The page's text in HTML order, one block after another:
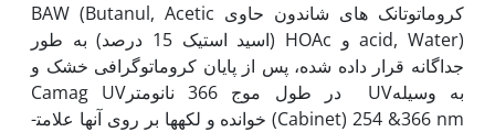
کروماتوتانک های شاندون حاوی BAW (Butanul, Acetic
acid, Water) و HOAc (اسید استیک 15 درصد) به طور
جداگانه قرار داده شده، پس از پایان کروماتوگرافی خشک و
به وسیلهUV در طول موج 366 نانومترCamag UV
Cabinet) 254 &366 nm) خوانده و لکه­ها بر روی آنها علامت­